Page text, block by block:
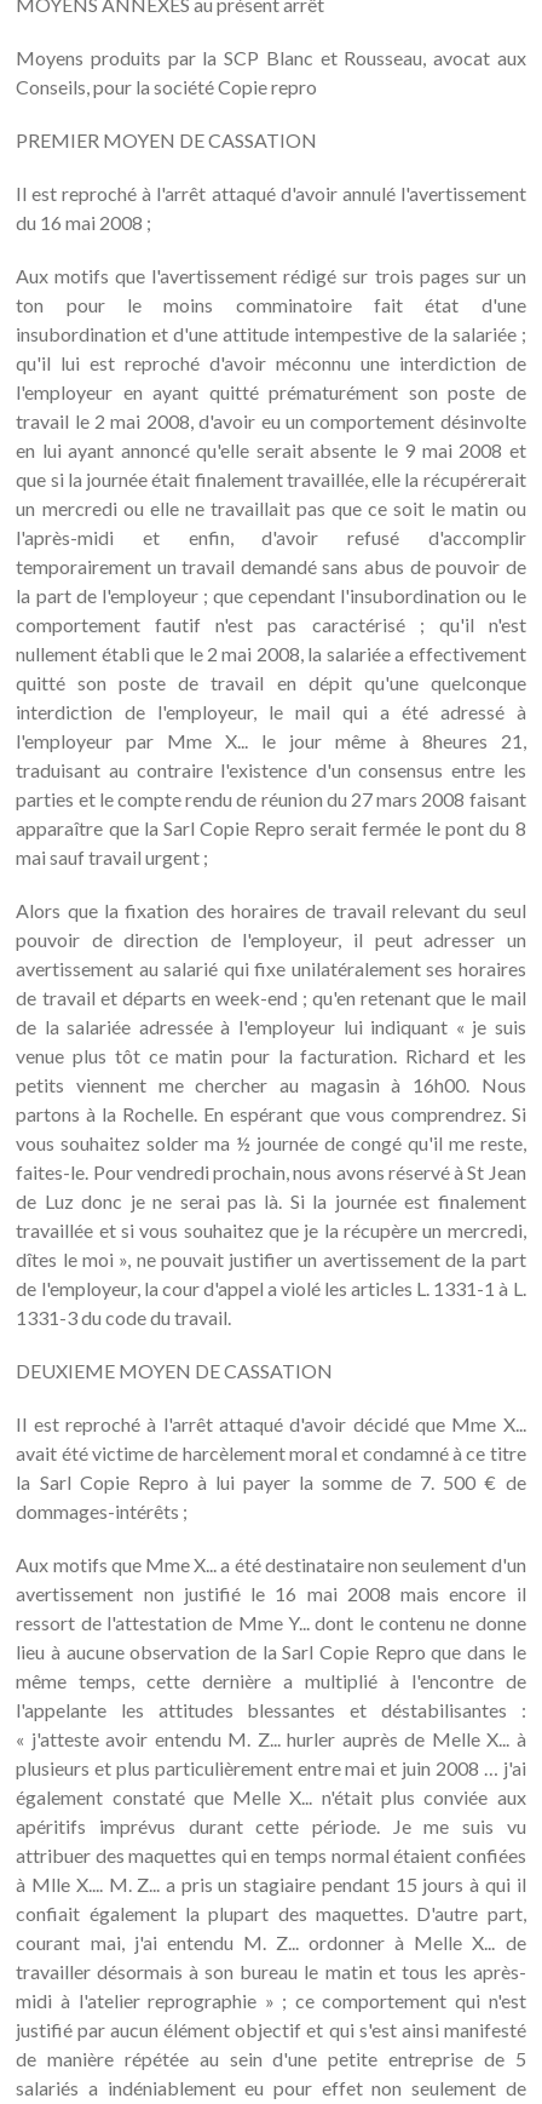
Moyens produits par la SCP Blanc et Rousseau, avocat aux
Conseils, pour la société Copie repro
PREMIER MOYEN DE CASSATION
Il est reproché à l'arrêt attaqué d'avoir annulé l'avertissement
du 16 mai 2008 ;
Aux motifs que l'avertissement rédigé sur trois pages sur un
ton pour le moins comminatoire fait état d'une
insubordination et d'une attitude intempestive de la salariée ;
qu'il lui est reproché d'avoir méconnu une interdiction de
l'employeur en ayant quitté prématurément son poste de
travail le 2 mai 2008, d'avoir eu un comportement désinvolte
en lui ayant annoncé qu'elle serait absente le 9 mai 2008 et
que si la journée était finalement travaillée, elle la récupérerait
un mercredi ou elle ne travaillait pas que ce soit le matin ou
l'après-midi et enfin, d'avoir refusé d'accomplir
temporairement un travail demandé sans abus de pouvoir de
la part de l'employeur ; que cependant l'insubordination ou le
comportement fautif n'est pas caractérisé ; qu'il n'est
nullement établi que le 2 mai 2008, la salariée a effectivement
quitté son poste de travail en dépit qu'une quelconque
interdiction de l'employeur, le mail qui a été adressé à
l'employeur par Mme X... le jour même à 8heures 21,
traduisant au contraire l'existence d'un consensus entre les
parties et le compte rendu de réunion du 27 mars 2008 faisant
apparaître que la Sarl Copie Repro serait fermée le pont du 8
mai sauf travail urgent ;
Alors que la fixation des horaires de travail relevant du seul
pouvoir de direction de l'employeur, il peut adresser un
avertissement au salarié qui fixe unilatéralement ses horaires
de travail et départs en week-end ; qu'en retenant que le mail
de la salariée adressée à l'employeur lui indiquant « je suis
venue plus tôt ce matin pour la facturation. Richard et les
petits viennent me chercher au magasin à 16h00. Nous
partons à la Rochelle. En espérant que vous comprendrez. Si
vous souhaitez solder ma ½ journée de congé qu'il me reste,
faites-le. Pour vendredi prochain, nous avons réservé à St Jean
de Luz donc je ne serai pas là. Si la journée est finalement
travaillée et si vous souhaitez que je la récupère un mercredi,
dîtes le moi », ne pouvait justifier un avertissement de la part
de l'employeur, la cour d'appel a violé les articles L. 1331-1 à L.
1331-3 du code du travail.
DEUXIEME MOYEN DE CASSATION
Il est reproché à l'arrêt attaqué d'avoir décidé que Mme X...
avait été victime de harcèlement moral et condamné à ce titre
la Sarl Copie Repro à lui payer la somme de 7. 500 € de
dommages-intérêts ;
Aux motifs que Mme X... a été destinataire non seulement d'un
avertissement non justifié le 16 mai 2008 mais encore il
ressort de l'attestation de Mme Y... dont le contenu ne donne
lieu à aucune observation de la Sarl Copie Repro que dans le
même temps, cette dernière a multiplié à l'encontre de
l'appelante les attitudes blessantes et déstabilisantes :
« j'atteste avoir entendu M. Z... hurler auprès de Melle X... à
plusieurs et plus particulièrement entre mai et juin 2008 … j'ai
également constaté que Melle X... n'était plus conviée aux
apéritifs imprévus durant cette période. Je me suis vu
attribuer des maquettes qui en temps normal étaient confiées
à Mlle X.... M. Z... a pris un stagiaire pendant 15 jours à qui il
confiait également la plupart des maquettes. D'autre part,
courant mai, j'ai entendu M. Z... ordonner à Melle X... de
travailler désormais à son bureau le matin et tous les après-
midi à l'atelier reprographie » ; ce comportement qui n'est
justifié par aucun élément objectif et qui s'est ainsi manifesté
de manière répétée au sein d'une petite entreprise de 5
salariés a indéniablement eu pour effet non seulement de